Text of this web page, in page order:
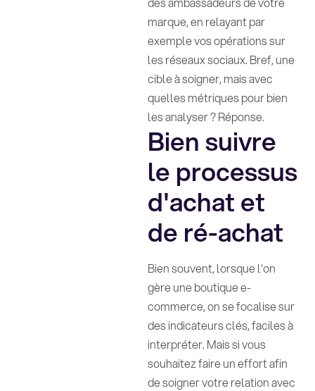
marque, en relayant par
exemple vos opérations sur
les réseaux sociaux. Bref, une
cible à soigner, mais avec
quelles métriques pour bien
les analyser ? Réponse.
Bien suivre
le processus
d'achat et
de ré-achat
Bien souvent, lorsque l'on
gère une boutique e-
commerce, on se focalise sur
des indicateurs clés, faciles à
interpréter. Mais si vous
souhaitez faire un effort afin
de soigner votre relation avec